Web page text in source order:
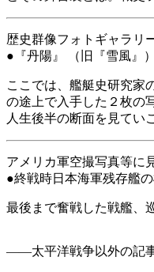
歴史群像フォトギャラリ
●『丹陽』 （旧『雪風』
ここでは、艦艇史研究家
の途上で入手した２枚の
人生後半の断面を見てい
アメリカ軍空撮写真等に
●終戦時日本海軍残存艦
最後まで奮戦した戦艦、
――太平洋戦争以外の記